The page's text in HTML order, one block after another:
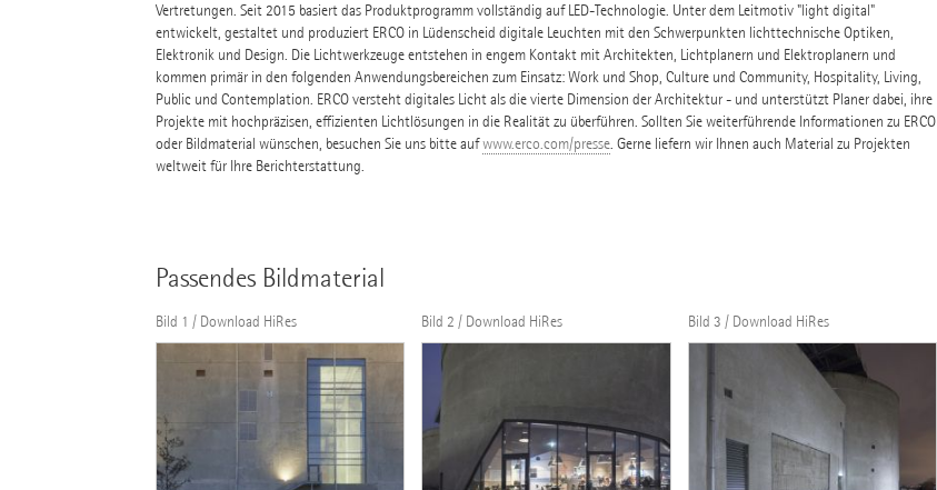
Vertretungen. Seit 2015 basiert das Produktprogramm vollständig auf LED-Technologie. Unter dem Leitmotiv "light digital"
entwickelt, gestaltet und produziert ERCO in Lüdenscheid digitale Leuchten mit den Schwerpunkten lichttechnische Optiken,
Elektronik und Design. Die Lichtwerkzeuge entstehen in engem Kontakt mit Architekten, Lichtplanern und Elektroplanern und
kommen primär in den folgenden Anwendungsbereichen zum Einsatz: Work und Shop, Culture und Community, Hospitality, Living,
Public und Contemplation. ERCO versteht digitales Licht als die vierte Dimension der Architektur - und unterstützt Planer dabei, ihre
Projekte mit hochpräzisen, effizienten Lichtlösungen in die Realität zu überführen. Sollten Sie weiterführende Informationen zu ERCO
oder Bildmaterial wünschen, besuchen Sie uns bitte aufwww.erco.com/presse. Gerne liefern wir Ihnen auch Material zu Projekten
weltweit für Ihre Berichterstattung.
Passendes Bildmaterial
Bild 1 / Download HiRes Bild 2 / Download HiRes Bild 3 / Download HiRes